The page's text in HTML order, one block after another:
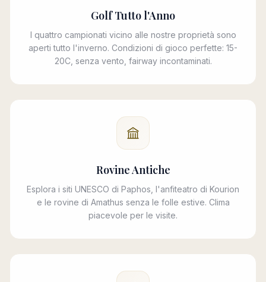
Golf Tutto l'Anno
I quattro campionati vicino alle nostre proprietà sono
aperti tutto l'inverno. Condizioni di gioco perfette: 15-
20C, senza vento, fairway incontaminati.
Rovine Antiche
Esplora i siti UNESCO di Paphos, l'anfiteatro di Kourion
e le rovine di Amathus senza le folle estive. Clima
piacevole per le visite.